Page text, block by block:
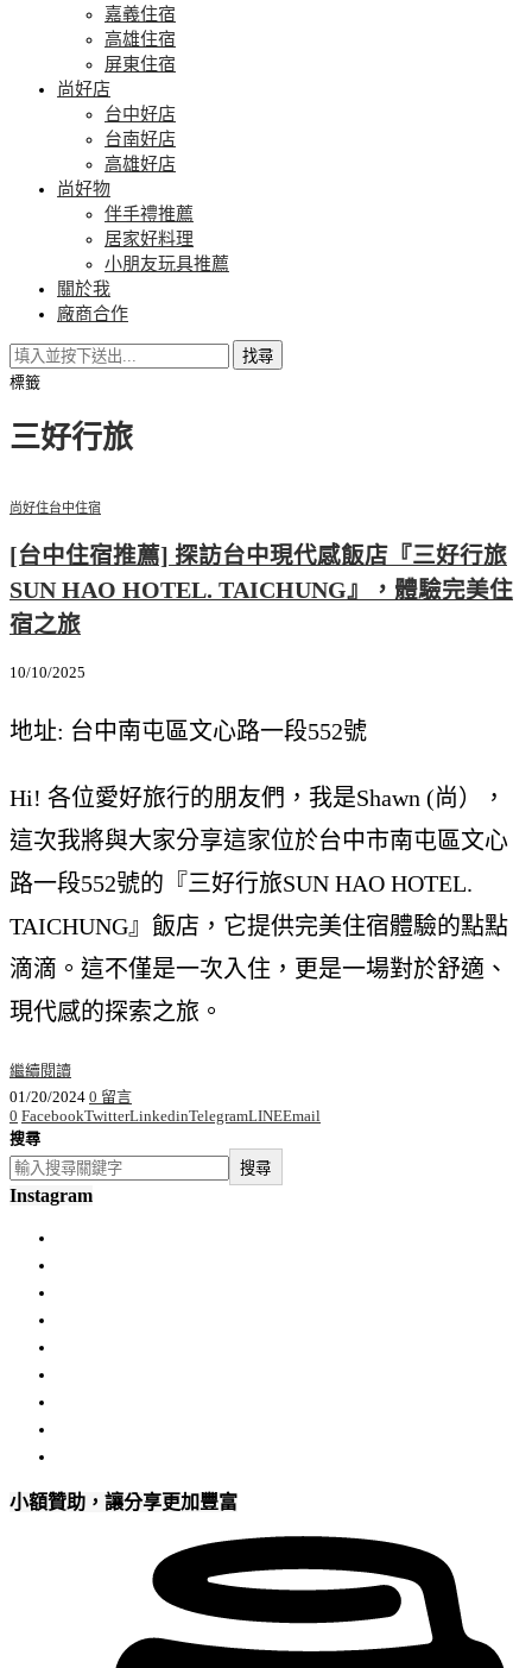
嘉義住宿
高雄住宿
屏東住宿
尚好店
台中好店
台南好店
高雄好店
尚好物
伴手禮推薦
居家好料理
小朋友玩具推薦
關於我
廠商合作
找尋
標籤
三好行旅
尚好住台中住宿
[台中住宿推薦] 探訪台中現代感飯店『三好行旅
SUN HAO HOTEL. TAICHUNG』，體驗完美住
宿之旅
10/10/2025
地址: 台中南屯區文心路一段552號
Hi! 各位愛好旅行的朋友們，我是Shawn (尚），
這次我將與大家分享這家位於台中市南屯區文心
路一段552號的『三好行旅SUN HAO HOTEL.
TAICHUNG』飯店，它提供完美住宿體驗的點點
滴滴。這不僅是一次入住，更是一場對於舒適、
現代感的探索之旅。
繼續閱讀
01/20/2024 0 留言
0 FacebookTwitterLinkedinTelegramLINEEmail
搜尋
搜尋
Instagram
小額贊助，讓分享更加豐富